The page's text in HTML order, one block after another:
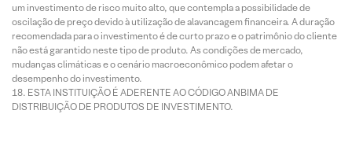
um investimento de risco muito alto, que contempla a possibilidade de
oscilação de preço devido à utilização de alavancagem financeira. A duração
recomendada para o investimento é de curto prazo e o patrimônio do cliente
não está garantido neste tipo de produto. As condições de mercado,
mudanças climáticas e o cenário macroeconômico podem afetar o
desempenho do investimento.
ESTA INSTITUIÇÃO É ADERENTE AO CÓDIGO ANBIMA DE
DISTRIBUIÇÃO DE PRODUTOS DE INVESTIMENTO.